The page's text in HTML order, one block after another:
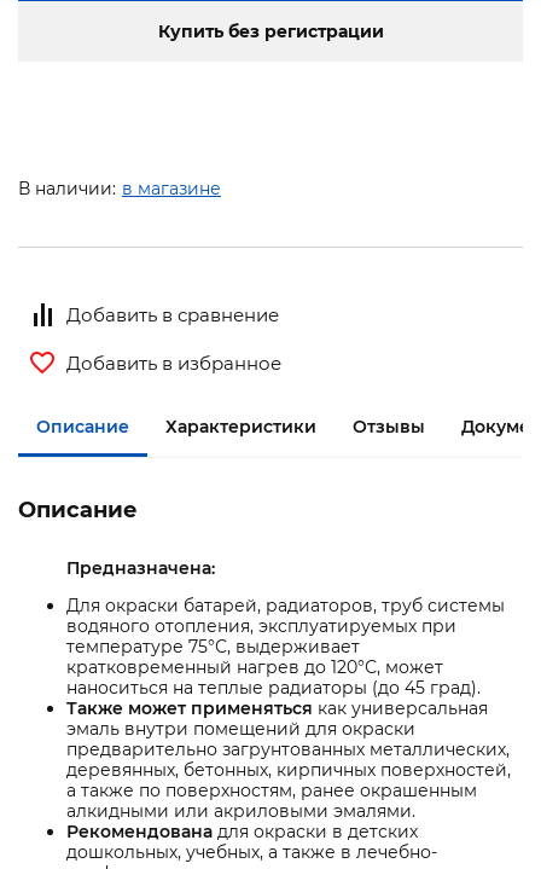
Купить без регистрации
В наличии: в магазине
Добавить в сравнение
Добавить в избранное
Описание Характеристики Отзывы
Описание
Предназначена:
Для окраски батарей, радиаторов, труб системы
водяного отопления, эксплуатируемых при
температуре 75°С, выдерживает
кратковременный нагрев до 120°С, может
наноситься на теплые радиаторы (до 45 град).
Также может применяться как универсальная
эмаль внутри помещений для окраски
предварительно загрунтованных металлических,
деревянных, бетонных, кирпичных поверхностей,
а также по поверхностям, ранее окрашенным
алкидными или акриловыми эмалями.
Рекомендована для окраски в детских
дошкольных, учебных, а также в лечебно-